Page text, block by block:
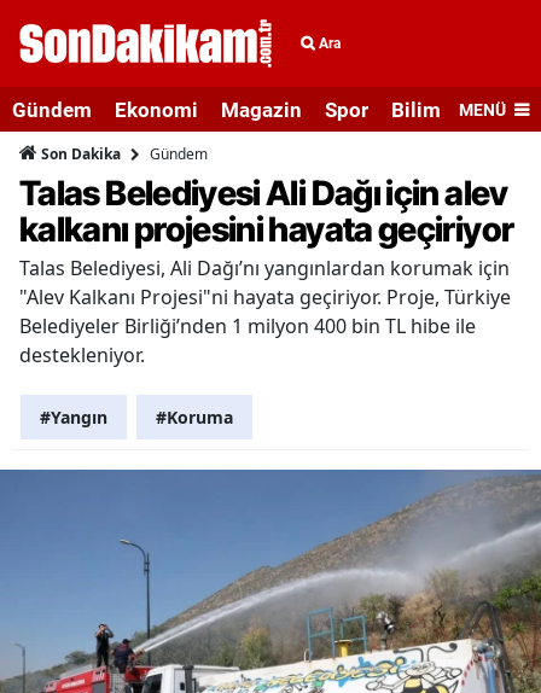
Ara
Gündem Ekonomi Magazin Spor Bilim veMENÜ
Son Dakika Gündem
Talas Belediyesi Ali Dağı için alev
kalkanı projesini hayata geçiriyor
Talas Belediyesi, Ali Dağı’nı yangınlardan korumak için
"Alev Kalkanı Projesi"ni hayata geçiriyor. Proje, Türkiye
Belediyeler Birliği’nden 1 milyon 400 bin TL hibe ile
destekleniyor.
#Yangın #Koruma